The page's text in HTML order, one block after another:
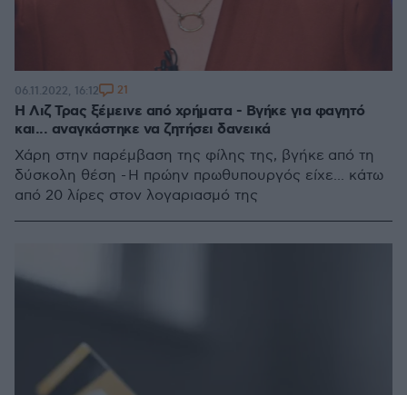
Η Λιζ Τρας ξέμεινε από χρήματα - Βγήκε για φαγητό
και... αναγκάστηκε να ζητήσει δανεικά
Χάρη στην παρέμβαση της φίλης της, βγήκε από τη
δύσκολη θέση - Η πρώην πρωθυπουργός είχε... κάτω
από 20 λίρες στον λογαριασμό της
06.11.2022, 16:12 21